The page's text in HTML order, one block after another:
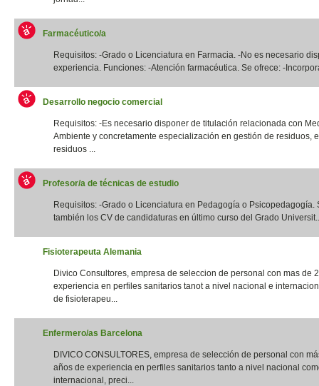
Farmacéutico/a
Requisitos: -Grado o Licenciatura en Farmacia. -No es necesario
experiencia. Funciones: -Atención farmacéutica. Se ofrece: -
Desarrollo negocio comercial
Requisitos: -Es necesario disponer de titulación relacionada con
Ambiente y concretamente especialización en gestión de residuos,
residuos ...
Profesor/a de técnicas de estudio
Requisitos: -Grado o Licenciatura en Pedagogía o Psicopedagogía.
también los CV de candidaturas en último curso del Grado
Fisioterapeuta Alemania
Divico Consultores, empresa de seleccion de personal con mas de
experiencia en perfiles sanitarios tanot a nivel nacional e
de fisioterapeu...
Enfermero/as Barcelona
DIVICO CONSULTORES, empresa de selección de personal con
años de experiencia en perfiles sanitarios tanto a nivel nacional
internacional, preci...